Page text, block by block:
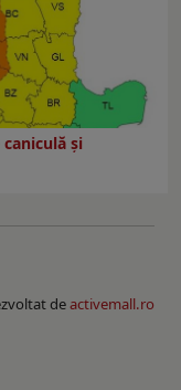
şi
deactivemall.ro